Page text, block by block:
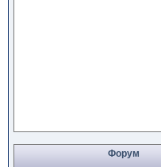
Форум